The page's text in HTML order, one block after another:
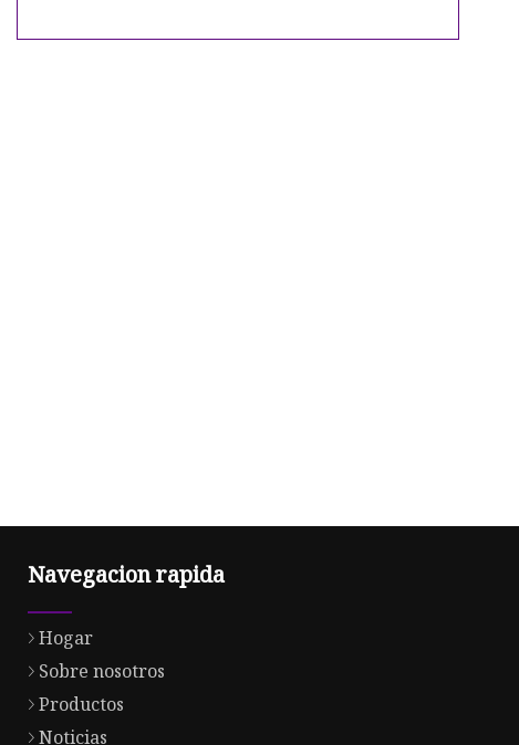
Navegacion rapida
Hogar
Sobre nosotros
Productos
Noticias